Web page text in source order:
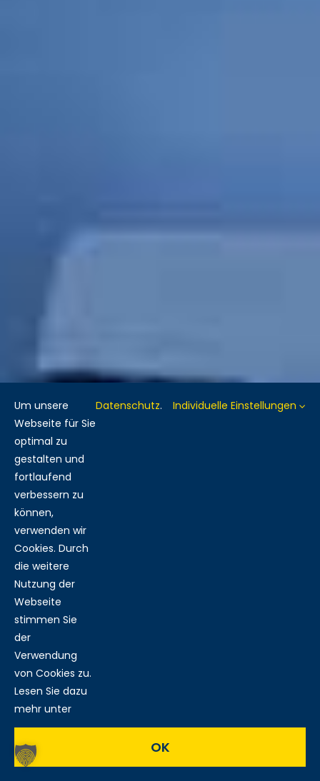
Um unsere
Webseite für Sie
optimal zu
gestalten und
fortlaufend
verbessern zu
können,
verwenden wir
Cookies. Durch
die weitere
Nutzung der
Webseite
stimmen Sie
der
Verwendung
von Cookies zu.
Lesen Sie dazu
mehr unter
Datenschutz. Individuelle Einstellungen
OK